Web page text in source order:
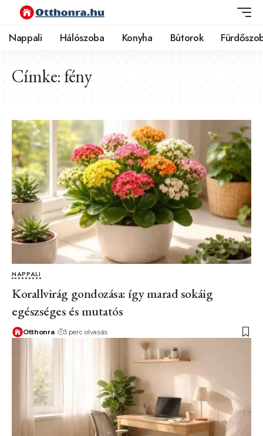
Nappali Hálószoba Konyha Bútorok
Címke: fény
NAPPALI
Korallvirág gondozása: így marad sokáig
egészséges és mutatós
Otthonra 3 perc olvasás